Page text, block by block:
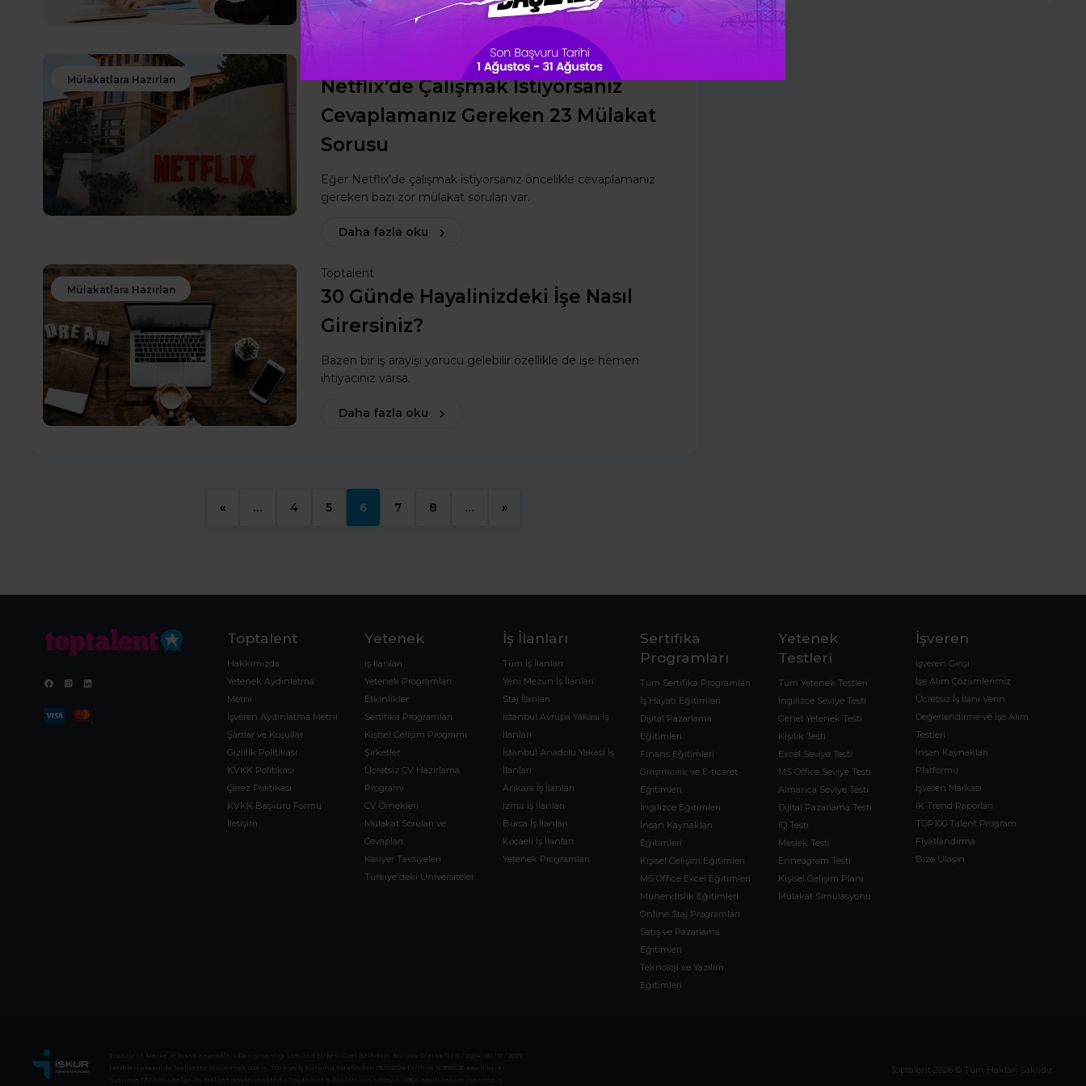
Daha fazla oku
Mülakatlara Hazırlan
Netflix’de Çalışmak İstiyorsanız
Cevaplamanız Gereken 23 Mülakat
Sorusu
Eğer Netflix’de çalışmak istiyorsanız öncelikle cevaplamanız
gereken bazı zor mülakat soruları var.
Daha fazla oku
Mülakatlara Hazırlan
Toptalent
30 Günde Hayalinizdeki İşe Nasıl
Girersiniz?
Bazen bir iş arayışı yorucu gelebilir özellikle de işe hemen
ihtiyacınız varsa.
Daha fazla oku
« … 4 5 6 7 8 … »
Toptalent
Hakkımızda
Yetenek Aydınlatma
Metni
İşveren Aydınlatma Metni
Şartlar ve Koşullar
Gizlilik Politikası
KVKK Politikası
Çerez Politikası
KVKK Başvuru Formu
İletişim
Yetenek
İş İlanları
Yetenek Programları
Etkinlikler
Sertifika Programları
Kişisel Gelişim Programı
Şirketler
Ücretsiz CV Hazırlama
Programı
CV Örnekleri
Mülakat Soruları ve
Cevapları
Kariyer Tavsiyeleri
Türkiye'deki Üniversiteler
İş İlanları
Tüm İş İlanları
Yeni Mezun İş İlanları
Staj İlanları
İstanbul Avrupa Yakası İş
İlanları
İstanbul Anadolu Yakası İş
İlanları
Ankara İş İlanları
İzmir İş İlanları
Bursa İş İlanları
Kocaeli İş İlanları
Yetenek Programları
Sertifika
Programları
Tüm Sertifika Programları
İş Hayatı Eğitimleri
Dijital Pazarlama
Eğitimleri
Finans Eğitimleri
Girişimcilik ve E-ticaret
Eğitimleri
İngilizce Eğitimleri
İnsan Kaynakları
Eğitimleri
Kişisel Gelişim Eğitimleri
MS Office Excel Eğitimleri
Mühendislik Eğitimleri
Online Staj Programları
Satış ve Pazarlama
Eğitimleri
Teknoloji ve Yazılım
Eğitimleri
Yetenek
Testleri
Tüm Yetenek Testleri
İngilizce Seviye Testi
Genel Yetenek Testi
Kişilik Testi
Excel Seviye Testi
MS Office Seviye Testi
Almanca Seviye Testi
Dijital Pazarlama Testi
IQ Testi
Meslek Testi
Enneagram Testi
Kişisel Gelişim Planı
Mülakat Simülasyonu
İşveren
İşveren Girişi
İşe Alım Çözümlerimiz
Ücretsiz İş İlanı Verin
Değerlendirme ve İşe Alım
Testleri
İnsan Kaynakları
Platformu
İşveren Markası
İK Trend Raporları
TOP100 Talent Program
Fiyatlandırma
Bize Ulaşın
Toptalent Marka ve İnsan Kaynakları Danışmanlığı Limited Şirketi Özel İstihdam Bürosu Olarak 11 / 11 / 2024 - 10 / 11 / 2027
tarihleri arasında faaliyette bulunmak üzere, Türkiye İş Kurumu tarafından 05.11.2024 tarih ve 16998526 sayılı karar
uyarınca 1251 nolu belge ile faaliyet göstermektedir.Toptalent İş İlanları için tıklayın. 4904 sayılı kanun uyarınca iş
Toptalent 2026 © Tüm Hakları Saklıdır.